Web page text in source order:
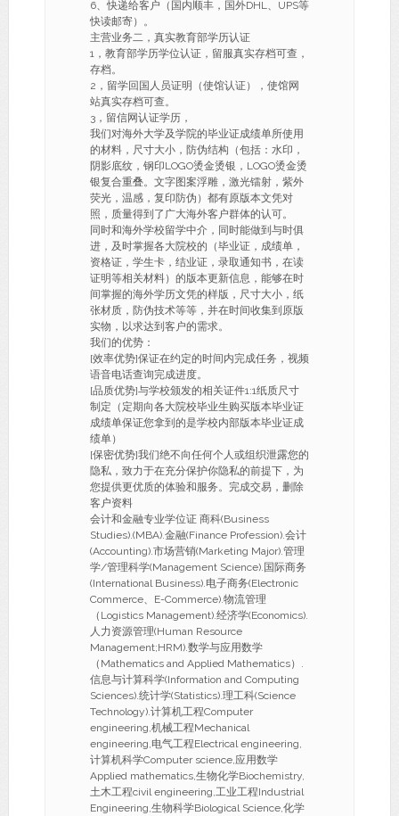
6、快递给客户（国内顺丰，国外DHL、UPS等
快读邮寄）。
主营业务二，真实教育部学历认证
1，教育部学历学位认证，留服真实存档可查，
存档。
2，留学回国人员证明（使馆认证），使馆网
站真实存档可查。
3，留信网认证学历，
我们对海外大学及学院的毕业证成绩单所使用
的材料，尺寸大小，防伪结构（包括：水印，
阴影底纹，钢印LOGO烫金烫银，LOGO烫金烫
银复合重叠。文字图案浮雕，激光镭射，紫外
荧光，温感，复印防伪）都有原版本文凭对
照，质量得到了广大海外客户群体的认可。
同时和海外学校留学中介，同时能做到与时俱
进，及时掌握各大院校的（毕业证，成绩单，
资格证，学生卡，结业证，录取通知书，在读
证明等相关材料）的版本更新信息，能够在时
间掌握的海外学历文凭的样版，尺寸大小，纸
张材质，防伪技术等等，并在时间收集到原版
实物，以求达到客户的需求。
我们的优势：
[效率优势]保证在约定的时间内完成任务，视频
语音电话查询完成进度。
[品质优势]与学校颁发的相关证件1:1纸质尺寸
制定（定期向各大院校毕业生购买版本毕业证
成绩单保证您拿到的是学校内部版本毕业证成
绩单）
[保密优势]我们绝不向任何个人或组织泄露您的
隐私，致力于在充分保护你隐私的前提下，为
您提供更优质的体验和服务。完成交易，删除
客户资料
会计和金融专业学位证 商科(Business
Studies).(MBA).金融(Finance Profession).会计
(Accounting).市场营销(Marketing Major).管理
学/管理科学(Management Science).国际商务
(International Business).电子商务(Electronic
Commerce、E-Commerce).物流管理
（Logistics Management).经济学(Economics).
人力资源管理(Human Resource
Management;HRM).数学与应用数学
（Mathematics and Applied Mathematics）.
信息与计算科学(Information and Computing
Sciences).统计学(Statistics).理工科(Science
Technology).计算机工程Computer
engineering,机械工程Mechanical
engineering,电气工程Electrical engineering,
计算机科学Computer science,应用数学
Applied mathematics,生物化学Biochemistry,
土木工程civil engineering,工业工程Industrial
Engineering,生物科学Biological Science,化学